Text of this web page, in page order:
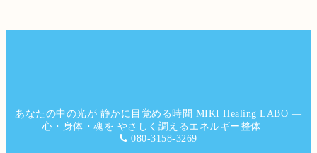
あなたの中の光が 静かに目覚める時間 MIKI Healing LABO ―
心・身体・魂を やさしく調えるエネルギー整体 ―
080-3158-3269